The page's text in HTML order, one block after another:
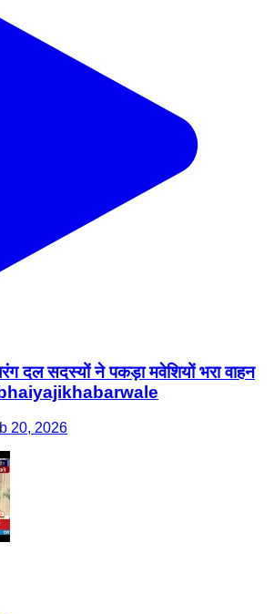
दल सदस्यों ने पकड़ा मवेशियों भरा वाहन
20, 2026